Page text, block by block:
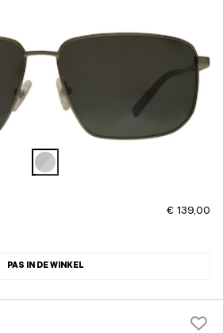
€ 139,00
PAS IN DE WINKEL